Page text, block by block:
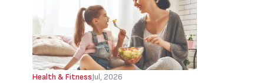
Health & FitnessJul, 2026